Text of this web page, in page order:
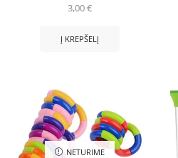
3,00€
Į KREPŠELĮ
NETURIME